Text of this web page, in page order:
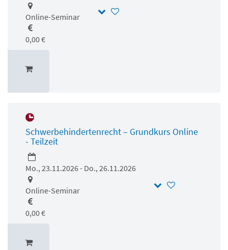
Online-Seminar
0,00 €
Schwerbehindertenrecht – Grundkurs Online
- Teilzeit
Mo., 23.11.2026 - Do., 26.11.2026
Online-Seminar
0,00 €